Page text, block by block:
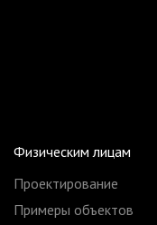
Физическим лицам
Проектирование
Примеры объектов